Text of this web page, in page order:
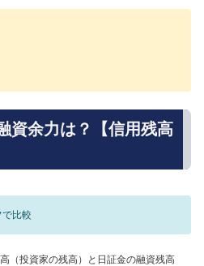
資余力は？【信用残高
比較
（投資家の残高）と日証金の融資残高